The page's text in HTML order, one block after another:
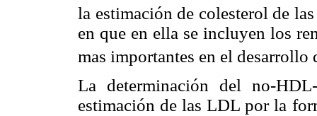
la estimación de colesterol de
en que en ella se incluyen los
mas importantes en el
La determinación del no-
estimación de las LDL por la